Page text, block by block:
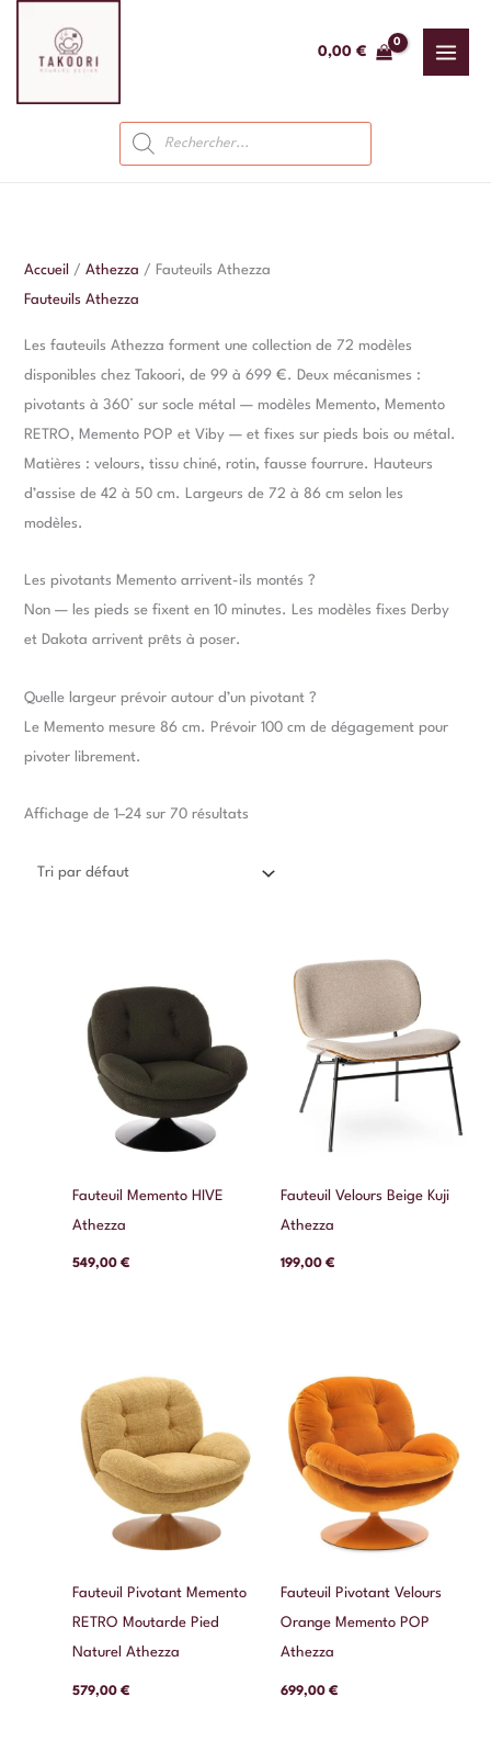
contenu
0,00 €
Recherche
de
produits
Accueil /Athezza / Fauteuils Athezza
Fauteuils Athezza
Les fauteuils Athezza forment une collection de 72 modèles
disponibles chez Takoori, de 99 à 699 €. Deux mécanismes :
pivotants à 360° sur socle métal — modèles Memento, Memento
RETRO, Memento POP et Viby — et fixes sur pieds bois ou métal.
Matières : velours, tissu chiné, rotin, fausse fourrure. Hauteurs
d’assise de 42 à 50 cm. Largeurs de 72 à 86 cm selon les
modèles.
Les pivotants Memento arrivent-ils montés ?
Non — les pieds se fixent en 10 minutes. Les modèles fixes Derby
et Dakota arrivent prêts à poser.
Quelle largeur prévoir autour d’un pivotant ?
Le Memento mesure 86 cm. Prévoir 100 cm de dégagement pour
pivoter librement.
Affichage de 1–24 sur 70 résultats
Fauteuil Memento HIVE
Athezza
549,00€
Fauteuil Velours Beige Kuji
Athezza
199,00 €
Fauteuil Pivotant Memento
RETRO Moutarde Pied
Naturel Athezza
579,00€
Fauteuil Pivotant Velours
Orange Memento POP
Athezza
699,00 €